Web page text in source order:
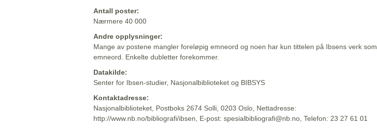
Antall poster:
Nærmere 40 000
Andre opplysninger:
Mange av postene mangler foreløpig emneord og noen har kun tittelen på Ibsens verk som
emneord. Enkelte dubletter forekommer.
Datakilde:
Senter for Ibsen-studier, Nasjonalbiblioteket og BIBSYS
Kontaktadresse:
Nasjonalbiblioteket, Postboks 2674 Solli, 0203 Oslo, Nettadresse:
http://www.nb.no/bibliografi/ibsen, E-post: spesialbibliografi@nb.no, Telefon: 23 27 61 01